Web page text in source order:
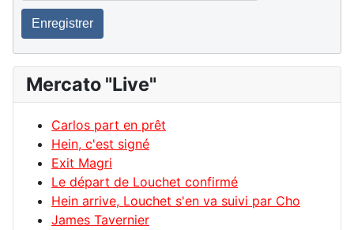
Enregistrer
Mercato "Live"
Carlos part en prêt
Hein, c'est signé
Exit Magri
Le départ de Louchet confirmé
Hein arrive, Louchet s'en va suivi par Cho
James Tavernier